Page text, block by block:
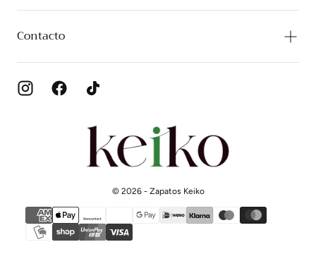
Contacto
© 2026 - Zapatos Keiko
{"title"=>"Métodos
de
pago"}